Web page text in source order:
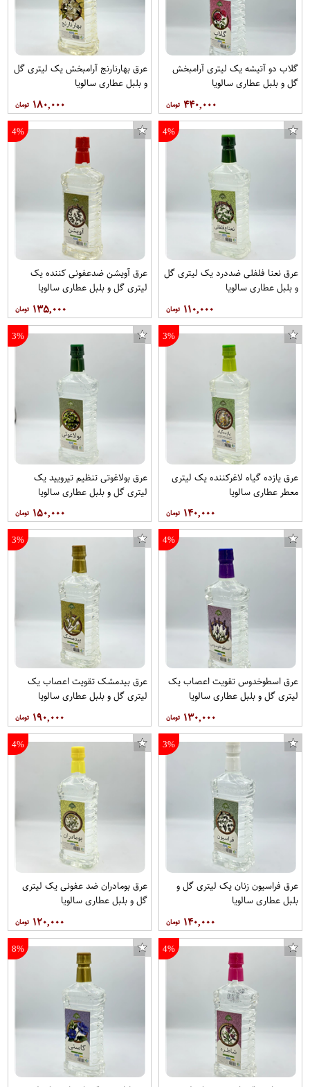
گلاب دو آتیشه یک لیتری آرامبخش
گل و بلبل عطاری سالویا
۴۴۰,۰۰۰
عرق بهارنارنج آرامبخش یک لیتری گل
و بلبل عطاری سالویا
۱۸۰,۰۰۰
4%
عرق نعنا فلفلی ضددرد یک لیتری گل
و بلبل عطاری سالویا
۱۱۰,۰۰۰
4%
عرق آویشن ضدعفونی کننده یک
لیتری گل و بلبل عطاری سالویا
۱۳۵,۰۰۰
3%
عرق یازده گیاه لاغرکننده یک لیتری
معطر عطاری سالویا
۱۴۰,۰۰۰
3%
عرق بولاغوتی تنظیم تیرویید یک
لیتری گل و بلبل عطاری سالویا
۱۵۰,۰۰۰
4%
عرق اسطوخدوس تقویت اعصاب یک
لیتری گل و بلبل عطاری سالویا
۱۳۰,۰۰۰
3%
عرق بیدمشک تقویت اعصاب یک
لیتری گل و بلبل عطاری سالویا
۱۹۰,۰۰۰
3%
عرق فراسیون زنان یک لیتری گل و
بلبل عطاری سالویا
۱۴۰,۰۰۰
4%
عرق بومادران ضد عفونی یک لیتری
گل و بلبل عطاری سالویا
۱۲۰,۰۰۰
4%
8%